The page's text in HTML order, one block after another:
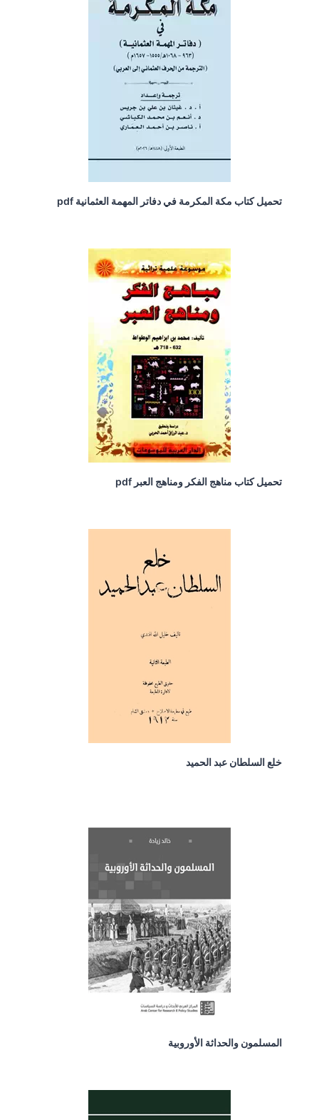
تحميل كتاب مكة المكرمة في دفاتر المهمة العثمانية pdf
تحميل كتاب مناهج الفكر ومناهج العبر pdf
خلع السلطان عبد الحميد
المسلمون والحداثة الأوروبية